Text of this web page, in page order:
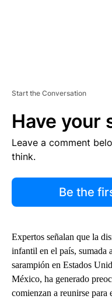
Start the Conversation
Have your
Leave a comment
think.
Be the
Expertos señalan que la
infantil en el país, sumada
sarampión en Estados
México, ha generado
comienzan a reunirse para